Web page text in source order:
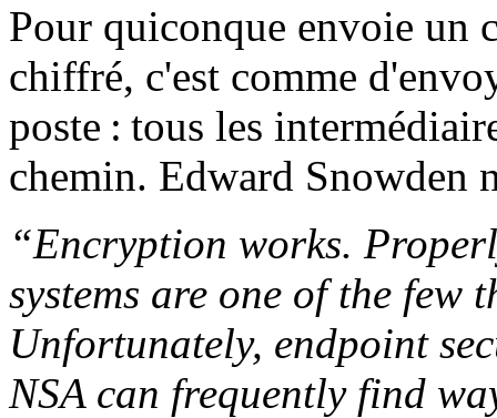
Pour quiconque envoie un
chiffré, c'est comme
poste : tous les
chemin. Edward Snowden
“Encryption works.
systems are one of the few
Unfortunately, endpoint
NSA can frequently find